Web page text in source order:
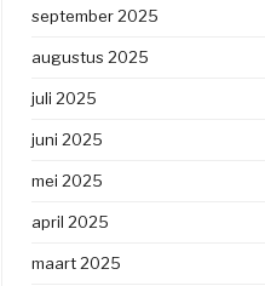
september 2025
augustus 2025
juli 2025
juni 2025
mei 2025
april 2025
maart 2025